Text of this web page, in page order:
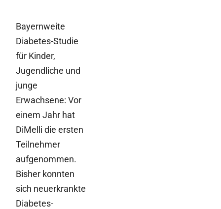
Bayernweite
Diabetes-Studie
für Kinder,
Jugendliche und
junge
Erwachsene: Vor
einem Jahr hat
DiMelli die ersten
Teilnehmer
aufgenommen.
Bisher konnten
sich neuerkrankte
Diabetes-